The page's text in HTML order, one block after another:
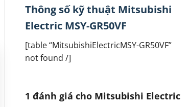
Thông số kỹ thuật Mitsubishi
Electric MSY-GR50VF
[table “MitsubishiElectricMSY-GR50VF”
not found /]
1 đánh giá cho Mitsubishi Electric